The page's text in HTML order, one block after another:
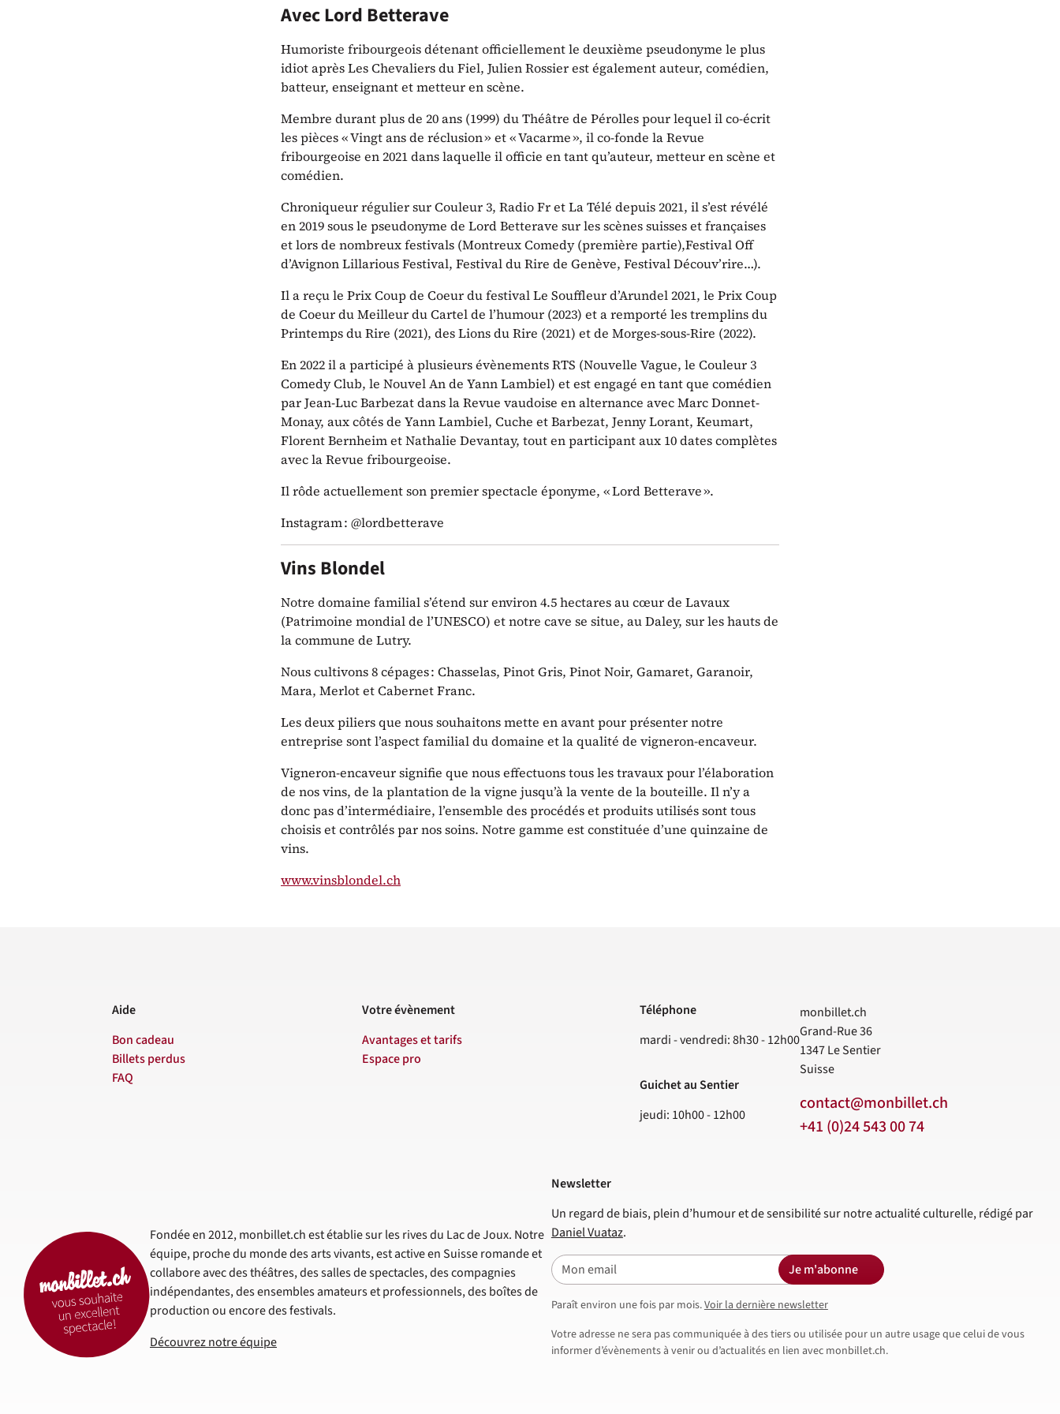
Avec Lord Betterave
Humoriste fribourgeois détenant officiellement le deuxième pseudonyme le plus
idiot après Les Chevaliers du Fiel, Julien Rossier est également auteur, comédien,
batteur, enseignant et metteur en scène.
Membre durant plus de 20 ans (1999) du Théâtre de Pérolles pour lequel il co-écrit
les pièces « Vingt ans de réclusion » et « Vacarme », il co-fonde la Revue
fribourgeoise en 2021 dans laquelle il officie en tant qu’auteur, metteur en scène et
comédien.
Chroniqueur régulier sur Couleur 3, Radio Fr et La Télé depuis 2021, il s’est révélé
en 2019 sous le pseudonyme de Lord Betterave sur les scènes suisses et françaises
et lors de nombreux festivals (Montreux Comedy (première partie),Festival Off
d’Avignon Lillarious Festival, Festival du Rire de Genève, Festival Découv’rire…).
Il a reçu le Prix Coup de Coeur du festival Le Souffleur d’Arundel 2021, le Prix Coup
de Coeur du Meilleur du Cartel de l’humour (2023) et a remporté les tremplins du
Printemps du Rire (2021), des Lions du Rire (2021) et de Morges-sous-Rire (2022).
En 2022 il a participé à plusieurs évènements RTS (Nouvelle Vague, le Couleur 3
Comedy Club, le Nouvel An de Yann Lambiel) et est engagé en tant que comédien
par Jean-Luc Barbezat dans la Revue vaudoise en alternance avec Marc Donnet-
Monay, aux côtés de Yann Lambiel, Cuche et Barbezat, Jenny Lorant, Keumart,
Florent Bernheim et Nathalie Devantay, tout en participant aux 10 dates complètes
avec la Revue fribourgeoise.
Il rôde actuellement son premier spectacle éponyme, « Lord Betterave ».
Instagram : @lordbetterave
Vins Blondel
Notre domaine familial s’étend sur environ 4.5 hectares au cœur de Lavaux
(Patrimoine mondial de l’UNESCO) et notre cave se situe, au Daley, sur les hauts de
la commune de Lutry.
Nous cultivons 8 cépages : Chasselas, Pinot Gris, Pinot Noir, Gamaret, Garanoir,
Mara, Merlot et Cabernet Franc.
Les deux piliers que nous souhaitons mette en avant pour présenter notre
entreprise sont l’aspect familial du domaine et la qualité de vigneron-encaveur.
Vigneron-encaveur signifie que nous effectuons tous les travaux pour l’élaboration
de nos vins, de la plantation de la vigne jusqu’à la vente de la bouteille. Il n’y a
donc pas d’intermédiaire, l’ensemble des procédés et produits utilisés sont tous
choisis et contrôlés par nos soins. Notre gamme est constituée d’une quinzaine de
vins.
www.vinsblondel.ch
Aide
Bon cadeau
Billets perdus
FAQ
Votre évènement
Avantages et tarifs
Espace pro
Contact
Téléphone
mardi - vendredi: 8h30 - 12h00
Guichet au Sentier
jeudi: 10h00 - 12h00
monbillet.ch
Grand-Rue 36
1347Le Sentier
Suisse
contact@monbillet.ch
+41 (0)24 543 00 74
Fondée en 2012, monbillet.ch est établie sur les rives du Lac de Joux. Notre
équipe, proche du monde des arts vivants, est active en Suisse romande et
collabore avec des théâtres, des salles de spectacles, des compagnies
indépendantes, des ensembles amateurs et professionnels, des boîtes de
production ou encore des festivals.
Découvrez notre équipe
Newsletter
Un regard de biais, plein d’humour et de sensibilité sur notre actualité culturelle, rédigé par
Daniel Vuataz.
E-mail
Je m'abonne
Paraît environ une fois par mois.Voir la dernière newsletter
Votre adresse ne sera pas communiquée à des tiers ou utilisée pour un autre usage que celui de vous
informer d’évènements à venir ou d’actualités en lien avec monbillet.ch.